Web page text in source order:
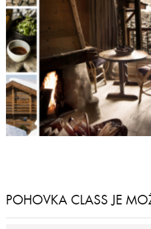
POHOVKA CLASS JE